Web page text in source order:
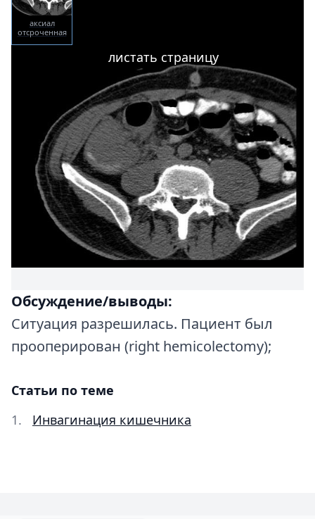
аксиал
отсроченная
листать страницу
Обсуждение/выводы:
Cитуация разрешилась. Пациент был
прооперирован (right hemicolectomy);
Статьи по теме
Инвагинация кишечника